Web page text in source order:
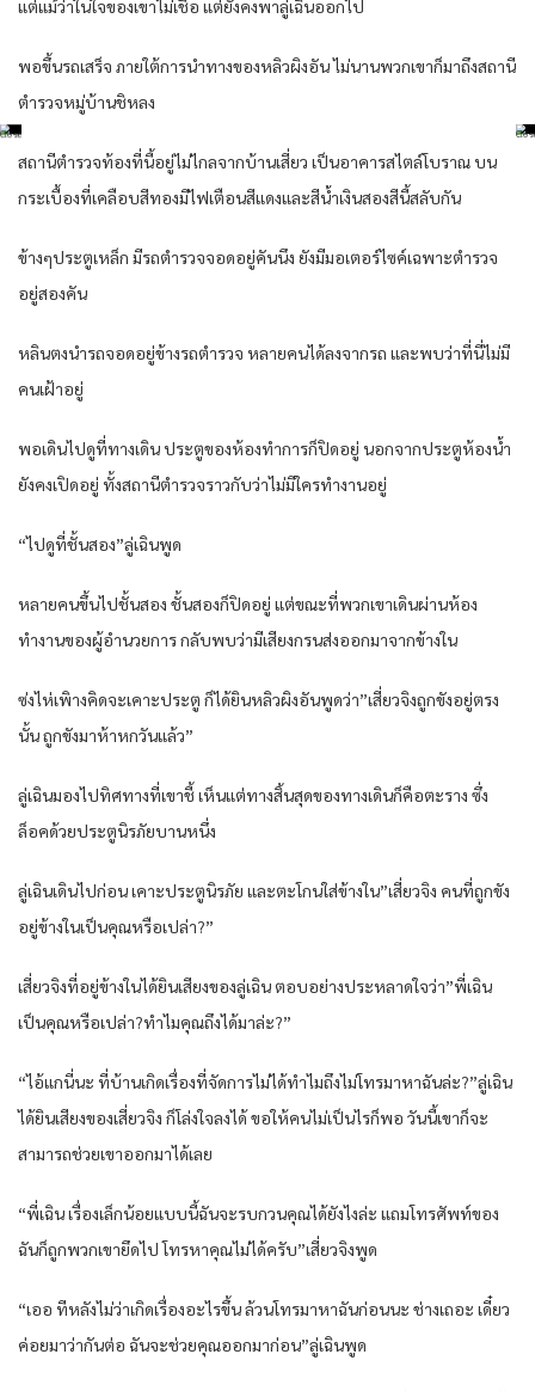
แต่แม้ว่าในใจของเขาไม่เชื่อ แต่ยังคงพาลู่เฉินออกไป
พอขึ้นรถเสร็จ ภายใต้การนำทางของหลิวผิงอัน ไม่นานพวกเขาก็มาถึงสถานี
ตำรวจหมู่บ้านชิหลง
สถานีตำรวจท้องที่นี้อยู่ไม่ไกลจากบ้านเสี่ยว เป็นอาคารสไตล์โบราณ บน
กระเบื้องที่เคลือบสีทองมีไฟเตือนสีแดงและสีน้ำเงินสองสีนี้สลับกัน
ข้างๆประตูเหล็ก มีรถตำรวจจอดอยู่คันนึง ยังมีมอเตอร์ไซค์เฉพาะตำรวจ
อยู่สองคัน
หลินตงนำรถจอดอยู่ข้างรถตำรวจ หลายคนได้ลงจากรถ และพบว่าที่นี่ไม่มี
คนเฝ้าอยู่
พอเดินไปดูที่ทางเดิน ประตูของห้องทำการก็ปิดอยู่ นอกจากประตูห้องน้ำ
ยังคงเปิดอยู่ ทั้งสถานีตำรวจราวกับว่าไม่มีใครทำงานอยู่
“ไปดูที่ชั้นสอง”ลู่เฉินพูด
หลายคนขึ้นไปชั้นสอง ชั้นสองก็ปิดอยู่ แต่ขณะที่พวกเขาเดินผ่านห้อง
ทำงานของผู้อำนวยการ กลับพบว่ามีเสียงกรนส่งออกมาจากข้างใน
ซ่งไห่เพิางคิดจะเคาะประตู ก็ได้ยินหลิวผิงอันพูดว่า”เสี่ยวจิงถูกขังอยู่ตรง
นั้น ถูกขังมาห้าหกวันแล้ว”
ลู่เฉินมองไปทิศทางที่เขาชี้ เห็นแต่ทางสิ้นสุดของทางเดินก็คือตะราง ซึ่ง
ล็อคด้วยประตูนิรภัยบานหนึ่ง
ลู่เฉินเดินไปก่อน เคาะประตูนิรภัย และตะโกนใส่ข้างใน”เสี่ยวจิง คนที่ถูกขัง
อยู่ข้างในเป็นคุณหรือเปล่า?”
เสี่ยวจิงที่อยู่ข้างในได้ยินเสียงของลู่เฉิน ตอบอย่างประหลาดใจว่า”พี่เฉิน
เป็นคุณหรือเปล่า?ทำไมคุณถึงได้มาล่ะ?”
“ไอ้แกนี่นะ ที่บ้านเกิดเรื่องที่จัดการไม่ได้ทำไมถึงไม่โทรมาหาฉันล่ะ?”ลู่เฉิน
ได้ยินเสียงของเสี่ยวจิง ก็โล่งใจลงได้ ขอให้คนไม่เป็นไรก็พอ วันนี้เขาก็จะ
สามารถช่วยเขาออกมาได้เลย
“พี่เฉิน เรื่องเล็กน้อยแบบนี้ฉันจะรบกวนคุณได้ยังไงล่ะ แถมโทรศัพท์ของ
ฉันก็ถูกพวกเขายึดไป โทรหาคุณไม่ได้ครับ”เสี่ยวจิงพูด
“เออ ทีหลังไม่ว่าเกิดเรื่องอะไรขึ้น ล้วนโทรมาหาฉันก่อนนะ ช่างเถอะ เดี๋ยว
ค่อยมาว่ากันต่อ ฉันจะช่วยคุณออกมาก่อน”ลู่เฉินพูด